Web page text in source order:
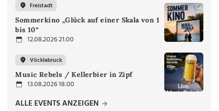
Freistadt
Sommerkino „Glück auf einer Skala von 1
bis 10“
12.08.2026 21:00
Vöcklabruck
Music Rebels / Kellerbier in Zipf
13.08.2026 18:00
ALLE EVENTS ANZEIGEN